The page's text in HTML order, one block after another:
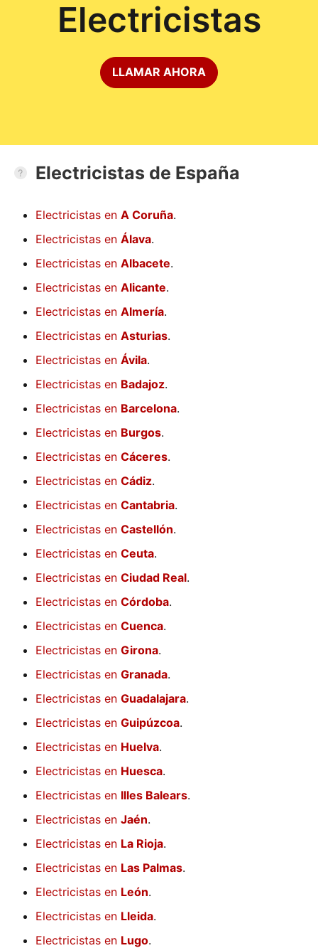
Electricistas
LLAMAR AHORA
Electricistas de España
Electricistas en A Coruña.
Electricistas en Álava.
Electricistas en Albacete.
Electricistas en Alicante.
Electricistas en Almería.
Electricistas en Asturias.
Electricistas en Ávila.
Electricistas en Badajoz.
Electricistas en Barcelona.
Electricistas en Burgos.
Electricistas en Cáceres.
Electricistas en Cádiz.
Electricistas en Cantabria.
Electricistas en Castellón.
Electricistas en Ceuta.
Electricistas en Ciudad Real.
Electricistas en Córdoba.
Electricistas en Cuenca.
Electricistas en Girona.
Electricistas en Granada.
Electricistas en Guadalajara.
Electricistas en Guipúzcoa.
Electricistas en Huelva.
Electricistas en Huesca.
Electricistas en Illes Balears.
Electricistas en Jaén.
Electricistas en La Rioja.
Electricistas en Las Palmas.
Electricistas en León.
Electricistas en Lleida.
Electricistas en Lugo.